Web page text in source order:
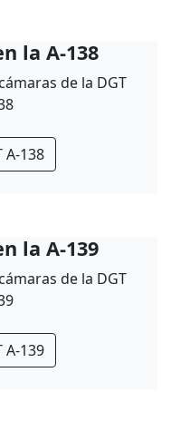
la A-138
de la DGT
A-138
la A-139
de la DGT
A-139